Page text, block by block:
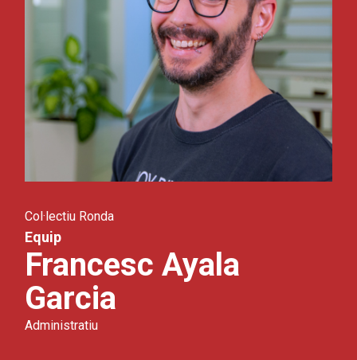
Col·lectiu Ronda
Equip
Francesc Ayala
Garcia
Administratiu